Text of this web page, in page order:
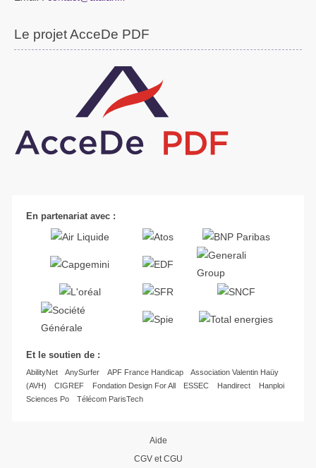
Le projet AcceDe PDF
En partenariat avec :
Et le soutien de :
AbilityNet AnySurfer APF France Handicap
Association Valentin Haüy
(AVH)
CIGREF Fondation Design For All ESSEC Handirect
Hanploi
Sciences Po
Télécom ParisTech
Aide
CGV et CGU